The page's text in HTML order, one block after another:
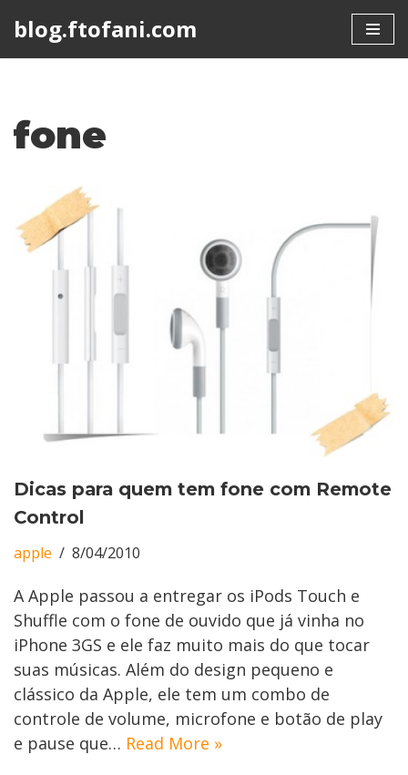
blog.ftofani.com
fone
Dicas para quem tem fone com Remote
Control
apple 8/04/2010
A Apple passou a entregar os iPods Touch e
Shuffle com o fone de ouvido que já vinha no
iPhone 3GS e ele faz muito mais do que tocar
suas músicas. Além do design pequeno e
clássico da Apple, ele tem um combo de
controle de volume, microfone e botão de play
e pause que… Read More »